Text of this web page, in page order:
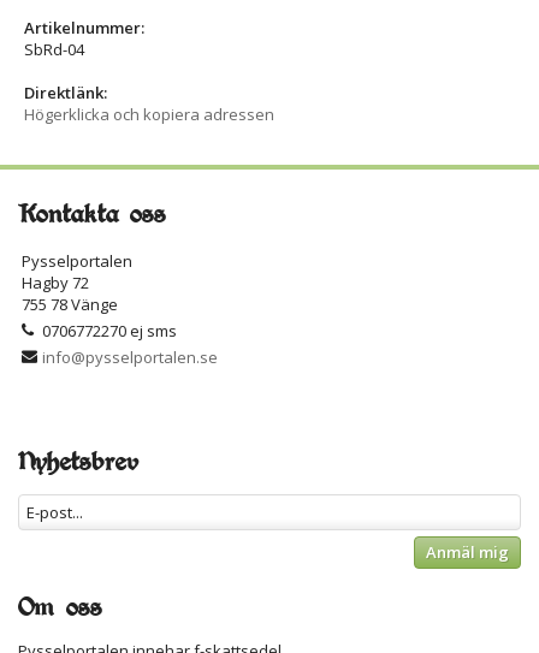
Artikelnummer:
SbRd-04
Direktlänk:
Högerklicka och kopiera adressen
Kontakta oss
Pysselportalen
Hagby 72
755 78 Vänge
0706772270 ej sms
info@pysselportalen.se
Nyhetsbrev
Anmäl mig
Om oss